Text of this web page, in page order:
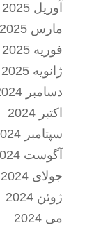
آوریل 2025
مارس 2025
فوریه 2025
ژانویه 2025
دسامبر 2024
اکتبر 2024
سپتامبر 2024
آگوست 2024
جولای 2024
ژوئن 2024
می 2024